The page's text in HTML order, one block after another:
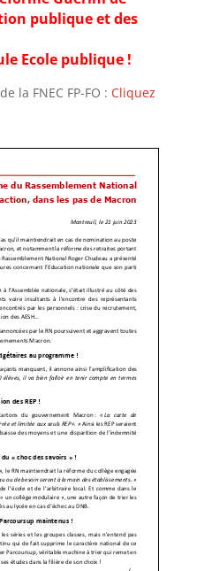
publique et des
Ecole publique !
la FNEC FP-FO : Cliquez